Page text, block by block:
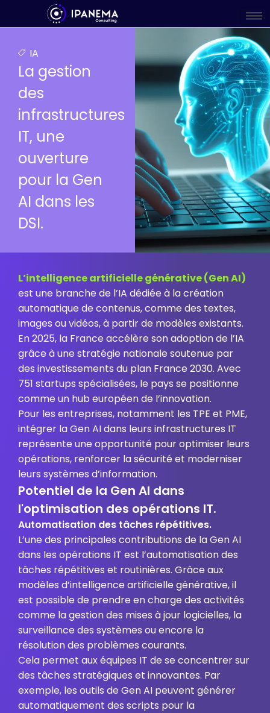
IA
La gestion
des
infrastructures
IT, une
ouverture
pour la Gen
AI dans les
DSI.
L’intelligence artificielle générative (Gen AI)
est une branche de l’IA dédiée à la création
automatique de contenus, comme des textes,
images ou vidéos, à partir de modèles existants.
En 2025, la France accélère son adoption de l’IA
grâce à une stratégie nationale soutenue par
des investissements du plan France 2030. Avec
751 startups spécialisées, le pays se positionne
comme un hub européen de l’innovation.
Pour les entreprises, notamment les TPE et PME,
intégrer la Gen AI dans leurs infrastructures IT
représente une opportunité pour optimiser leurs
opérations, renforcer la sécurité et moderniser
leurs systèmes d’information.
Potentiel de la Gen AI dans
l'optimisation des opérations IT.
Automatisation des tâches répétitives.
L’une des principales contributions de la Gen AI
dans les opérations IT est l’automatisation des
tâches répétitives et routinières. Grâce aux
modèles d’intelligence artificielle générative, il
est possible de prendre en charge des activités
comme la gestion des mises à jour logicielles, la
surveillance des systèmes ou encore la
résolution des problèmes courants.
Cela permet aux équipes IT de se concentrer sur
des tâches stratégiques et innovantes. Par
exemple, les outils de Gen AI peuvent générer
automatiquement des scripts pour la